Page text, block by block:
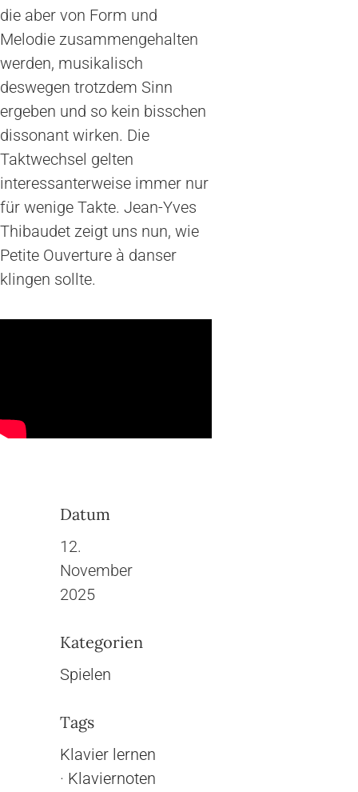
die aber von Form und
Melodie zusammengehalten
werden, musikalisch
deswegen trotzdem Sinn
ergeben und so kein bisschen
dissonant wirken. Die
Taktwechsel gelten
interessanterweise immer nur
für wenige Takte. Jean-Yves
Thibaudet zeigt uns nun, wie
Petite Ouverture à danser
klingen sollte.
Datum
12.
November
2025
Kategorien
Spielen
Tags
Klavier lernen
· Klaviernoten